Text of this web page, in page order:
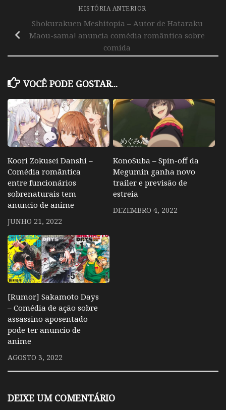
HISTÓRIA ANTERIOR
Shokurakuen Meshitopia – Autor de Hataraku
Maou-sama! anuncia comédia romântica sobre
comida
VOCÊ PODE GOSTAR...
Koori Zokusei Danshi –
Comédia romântica
entre funcionários
sobrenaturais tem
anuncio de anime
JUNHO 21, 2022
KonoSuba – Spin-off da
Megumin ganha novo
trailer e previsão de
estreia
DEZEMBRO 4, 2022
[Rumor] Sakamoto Days
– Comédia de ação sobre
assassino aposentado
pode ter anuncio de
anime
AGOSTO 3, 2022
DEIXE UM COMENTÁRIO